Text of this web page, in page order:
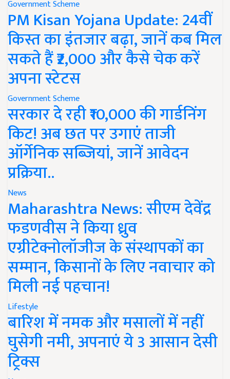
Government Scheme
PM Kisan Yojana Update: 24वीं
किस्त का इंतजार बढ़ा, जानें कब मिल
सकते हैं ₹2,000 और कैसे चेक करें
अपना स्टेटस
Government Scheme
सरकार दे रही ₹10,000 की गार्डनिंग
किट! अब छत पर उगाएं ताजी
ऑर्गेनिक सब्जियां, जानें आवेदन
प्रक्रिया..
News
Maharashtra News: सीएम देवेंद्र
फडणवीस ने किया ध्रुव
एग्रीटेक्नोलॉजीज के संस्थापकों का
सम्मान, किसानों के लिए नवाचार को
मिली नई पहचान!
Lifestyle
बारिश में नमक और मसालों में नहीं
घुसेगी नमी, अपनाएं ये 3 आसान देसी
ट्रिक्स